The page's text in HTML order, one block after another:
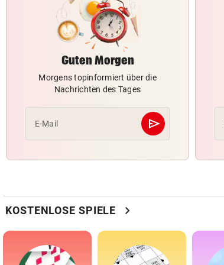
Guten Morgen
Morgens topinformiert über die
Nachrichten des Tages
E-Mail send
Abschicken
KOSTENLOSE SPIELE chevron_right